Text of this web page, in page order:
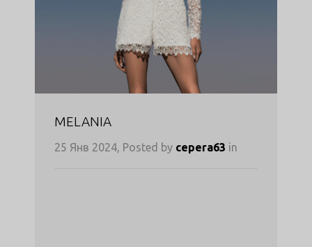
MELANIA
25 Янв 2024, Posted by cepera63 in